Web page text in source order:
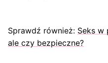
Sprawdź również: Seks w
ale czy bezpieczne?